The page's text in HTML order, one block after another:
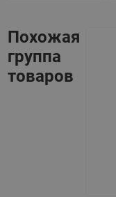
Похожая
группа
товаров